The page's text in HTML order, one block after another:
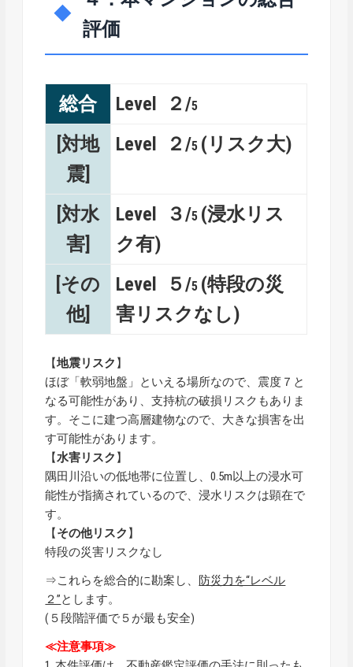
評価
総合 Level ２/5
[対地
震]
Level ２/5 (リスク大)
[対水
害]
Level ３/5 (浸水リス
ク有)
[その
他]
Level ５/5 (特段の災
害リスクなし)
【地震リスク 】
ほぼ「軟弱地盤」といえる場所なので、震度７と
なる可能性があり、支持杭の破損リスクもありま
す。そこに建つ高層建物なので、大きな損害を出
す可能性があります。
【水害リスク 】
隅田川沿いの低地帯に位置し、0.5m以上の浸水可
能性が指摘されているので、浸水リスクは顕在で
す。
【 その他リスク 】
特段の災害リスクなし
⇒これらを総合的に勘案し、 防災力を“レベル
２”とします。
(５段階評価で５が最も安全)
≪注意事項≫